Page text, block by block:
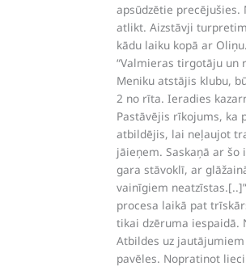
apsūdzētie
atlikt. Aizstāvji
kādu laiku kopā ar
“Valmieras tirgotāju un
Meniku atstājis klubu,
2 no rīta. Ieradies
Pastāvējis rīkojums, ka
atbildējis, lai neļaujot
jāieņem. Saskaņā ar
gara stāvoklī, ar
vainīgiem
procesa laikā pat
tikai dzēruma iespaidā.
Atbildes uz
pavēles. Nopratinot